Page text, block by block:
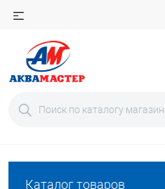
Каталог товаров